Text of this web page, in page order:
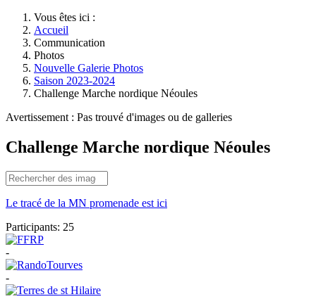
Vous êtes ici :
Accueil
Communication
Photos
Nouvelle Galerie Photos
Saison 2023-2024
Challenge Marche nordique Néoules
Avertissement : Pas trouvé d'images ou de galleries
Challenge Marche nordique Néoules
Le tracé de la MN promenade est ici
Participants: 25
-
-